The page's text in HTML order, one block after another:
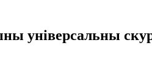
універсальны